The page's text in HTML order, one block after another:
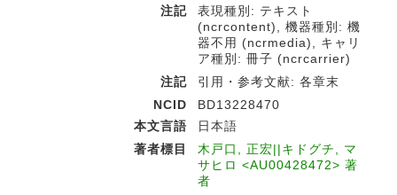
注記
表現種別: テキスト
(ncrcontent), 機器種別: 機
器不用 (ncrmedia), キャリ
ア種別: 冊子 (ncrcarrier)
注記
引用・参考文献: 各章末
NCID
BD13228470
本文言語
日本語
著者標目
木戸口, 正宏||キドグチ, マ
サヒロ <AU00428472> 著
者